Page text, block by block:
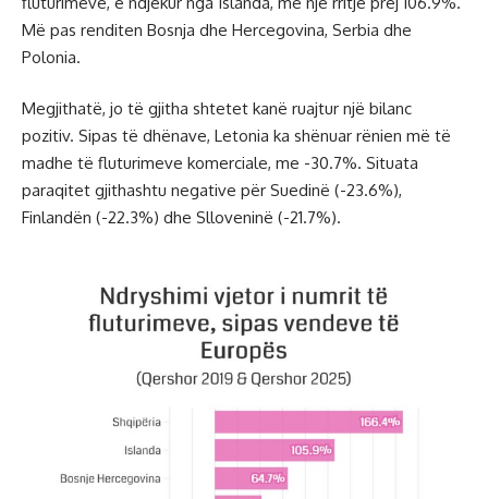
Më pas renditen Bosnja dhe Hercegovina, Serbia dhe
Polonia.
Megjithatë, jo të gjitha shtetet kanë ruajtur një bilanc
pozitiv. Sipas të dhënave, Letonia ka shënuar rënien më të
madhe të fluturimeve komerciale, me -30.7%. Situata
paraqitet gjithashtu negative për Suedinë (-23.6%),
Finlandën (-22.3%) dhe Slloveninë (-21.7%).